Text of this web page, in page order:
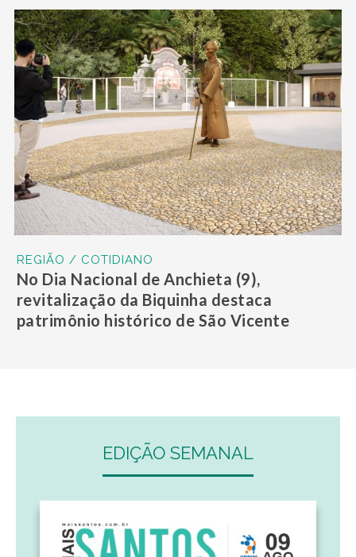
REGIÃO / COTIDIANO
No Dia Nacional de Anchieta (9),
revitalização da Biquinha destaca
patrimônio histórico de São Vicente
EDIÇÃO SEMANAL